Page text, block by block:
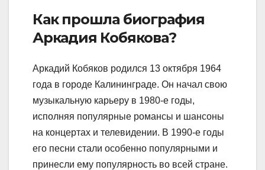
Как прошла биография
Аркадия Кобякова?
Аркадий Кобяков родился 13 октября 1964
года в городе Калининграде. Он начал свою
музыкальную карьеру в 1980-е годы,
исполняя популярные романсы и шансоны
на концертах и телевидении. В 1990-е годы
его песни стали особенно популярными и
принесли ему популярность во всей стране.